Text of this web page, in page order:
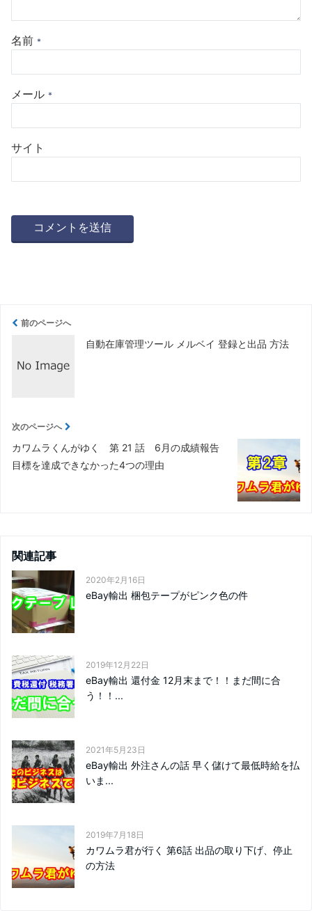
名前 *
メール *
サイト
前のページへ
自動在庫管理ツール メルベイ 登録と出品 方法
次のページへ
カワムラくんがゆく 第 21 話 6月の成績報告
目標を達成できなかった4つの理由
関連記事
2020年2月16日
eBay輸出 梱包テープがピンク色の件
2019年12月22日
eBay輸出 還付金 12月末まで！！まだ間に合
う！！...
2021年5月23日
eBay輸出 外注さんの話 早く儲けて最低時給を払
いま...
2019年7月18日
カワムラ君が行く 第6話 出品の取り下げ、停止
の方法